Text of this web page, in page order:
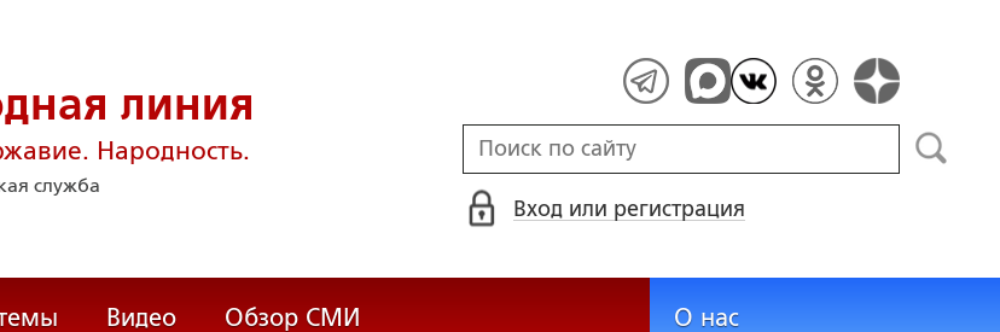
линия
Народность.
служба
Вход или регистрация
Видео Обзор СМИ О нас